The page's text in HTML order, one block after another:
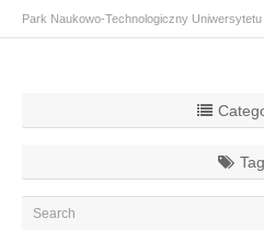
Park Naukowo-Technologiczny